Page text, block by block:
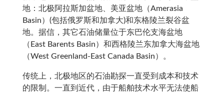
地：北极阿拉斯加盆地、美亚盆地（Amerasia
Basin）(包括俄罗斯和加拿大)和东格陵兰裂谷盆
地。据信，其它石油储量位于东巴伦支海盆地
（East Barents Basin）和西格陵兰东加拿大海盆地
（West Greenland-East Canada Basin）。
传统上，北极地区的石油勘探一直受到成本和技术
的限制。一直到近代，由于船舶技术水平无法使船